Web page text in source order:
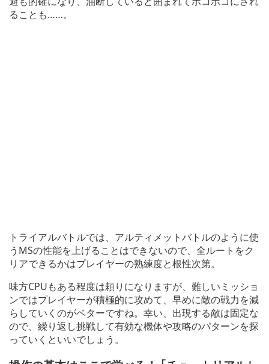
ることも……。
トライアルバトルでは、アルティメットバトルのように使
うMSの性能を上げることはできないので、全ルートをク
リアできるかはプレイヤーの熟練度と根性次第。
味方CPUもある程度は頼りになりますが、難しいミッショ
ンではプレイヤーが積極的に攻めて、早めに敵の戦力を減
らしていくのがベターですね。幸い、出現する敵は固定な
ので、繰り返し挑戦して有効な機体や攻略のパターンを探
っていくといいでしょう。